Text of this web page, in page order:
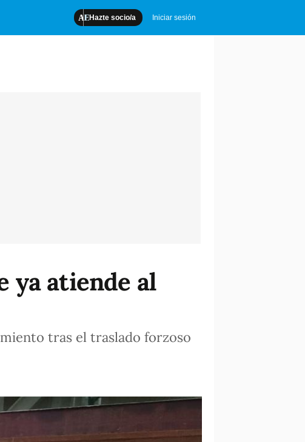
Hazte socio/a Iniciar sesión
ya atiende al
tras el traslado forzoso